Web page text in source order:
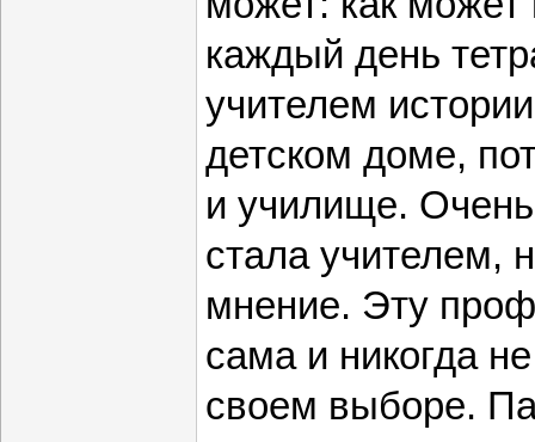
каждый день
учителем
детском доме,
и училище.
стала учителем,
мнение. Эту
сама и никогда
своем выборе.